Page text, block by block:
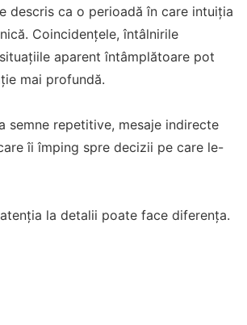
descris ca o perioadă în care intuiția
Coincidențele, întâlnirile
aparent întâmplătoare pot
mai profundă.
semne repetitive, mesaje indirecte
îi împing spre decizii pe care le-
la detalii poate face diferența.